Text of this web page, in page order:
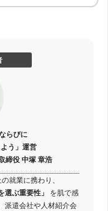
らびに
う」運営
締役 中塚 章浩
就業に携わり、
選ぶ重要性」
を肌で感
派遣会社や人材紹介会